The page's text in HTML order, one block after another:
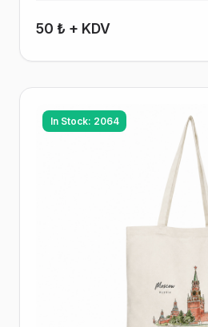
50 ₺ + KDV
In Stock: 2064